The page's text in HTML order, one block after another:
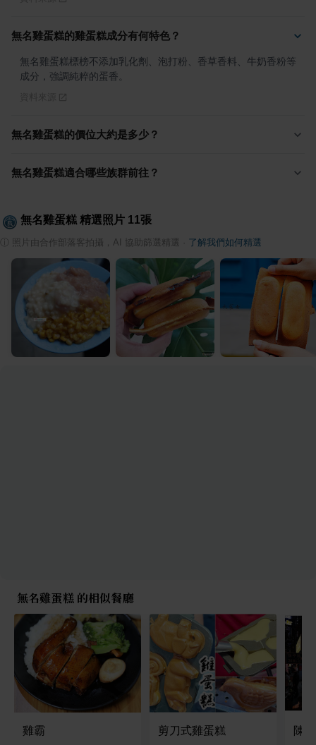
無名雞蛋糕的雞蛋糕成分有何特色？
無名雞蛋糕標榜不添加乳化劑、泡打粉、香草香料、牛奶香粉等
成分，強調純粹的蛋香。
無名雞蛋糕的價位大約是多少？
無名雞蛋糕適合哪些族群前往？
無名雞蛋糕 精選照片 11張
照片由合作部落客拍攝，AI 協助篩選精選 了解我們如何精選
無名雞蛋糕 的相似餐廳
雞霸 剪刀式雞蛋糕 陳